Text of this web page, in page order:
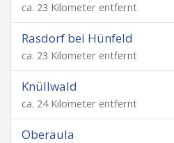
ca. 23 Kilometer entfernt
Rasdorf bei Hünfeld
ca. 23 Kilometer entfernt
Knüllwald
ca. 24 Kilometer entfernt
Oberaula